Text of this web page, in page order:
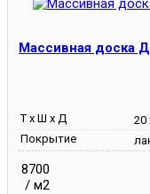
Массивная доска
Т х Ш х Д
20
Покрытие
8700
/ м2